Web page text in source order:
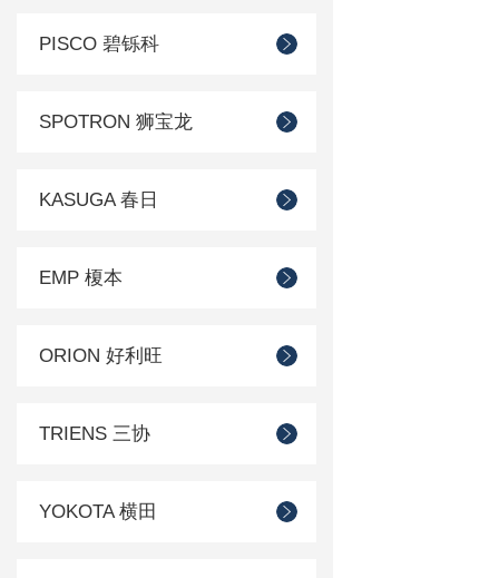
PISCO 碧铄科
SPOTRON 狮宝龙
KASUGA 春日
EMP 榎本
ORION 好利旺
TRIENS 三协
YOKOTA 横田